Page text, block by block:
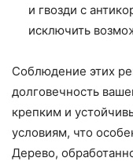
и гвозди с
исключить
Соблюдение этих
долговечность
крепким и
условиям, что
Дерево,